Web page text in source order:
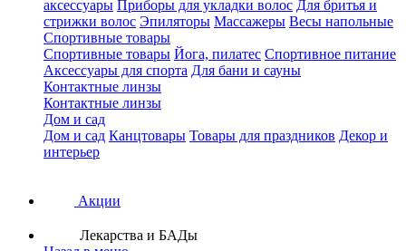
аксессуары Приборы для укладки волос Для бритья и
стрижки волос Эпиляторы Массажеры Весы напольные
Спортивные товары
Спортивные товары Йога, пилатес Спортивное питание
Аксессуары для спорта Для бани и сауны
Контактные линзы
Контактные линзы
Дом и сад
Дом и сад Канцтовары Товары для праздников Декор и
интерьер
Акции
Лекарства и БАДы